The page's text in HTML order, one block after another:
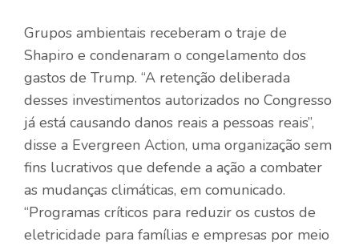
Grupos ambientais receberam o traje de
Shapiro e condenaram o congelamento dos
gastos de Trump. “A retenção deliberada
desses investimentos autorizados no Congresso
já está causando danos reais a pessoas reais”,
disse a Evergreen Action, uma organização sem
fins lucrativos que defende a ação a combater
as mudanças climáticas, em comunicado.
“Programas críticos para reduzir os custos de
eletricidade para famílias e empresas por meio